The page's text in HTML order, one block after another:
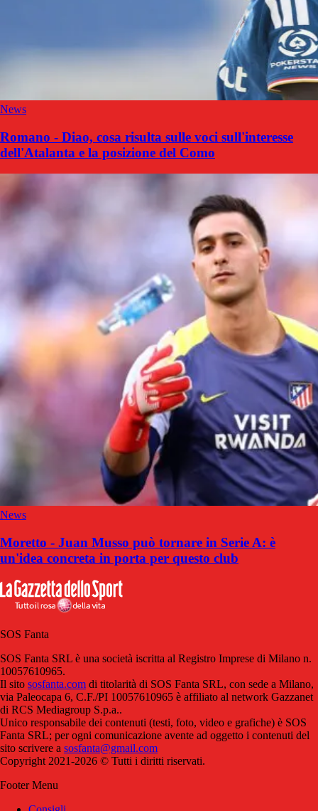
News
Romano - Diao, cosa risulta sulle voci sull'interesse
dell'Atalanta e la posizione del Como
News
Moretto - Juan Musso può tornare in Serie A: è
un'idea concreta in porta per questo club
SOS Fanta
SOS Fanta SRL è una società iscritta al Registro Imprese di Milano n.
10057610965.
Il sito sosfanta.com di titolarità di SOS Fanta SRL, con sede a Milano,
via Paleocapa 6, C.F./PI 10057610965 è affiliato al network Gazzanet
di RCS Mediagroup S.p.a..
Unico responsabile dei contenuti (testi, foto, video e grafiche) è SOS
Fanta SRL; per ogni comunicazione avente ad oggetto i contenuti del
sito scrivere a sosfanta@gmail.com
Copyright 2021-2026 © Tutti i diritti riservati.
Footer Menu